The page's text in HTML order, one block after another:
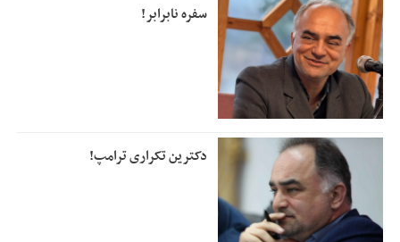
سفره نابرابر!
دکترین تکراری ترامپ!